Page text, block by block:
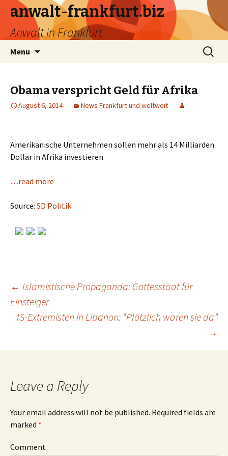
anwalt-frankfurt.biz
Anwalt in Frankfurt
Menu
Search
for:
Obama verspricht Geld für Afrika
August 6, 2014 News Frankfurt und weltweit
Amerikanische Unternehmen sollen mehr als 14 Milliarden
Dollar in Afrika investieren
…read more
Source: SD Politik
Post
navigation
← Islamistische Propaganda: Gottesstaat für
Einsteiger
IS-Extremisten in Libanon: “Plötzlich waren sie da”
→
Leave a Reply
Your email address will not be published. Required fields are
marked *
Comment